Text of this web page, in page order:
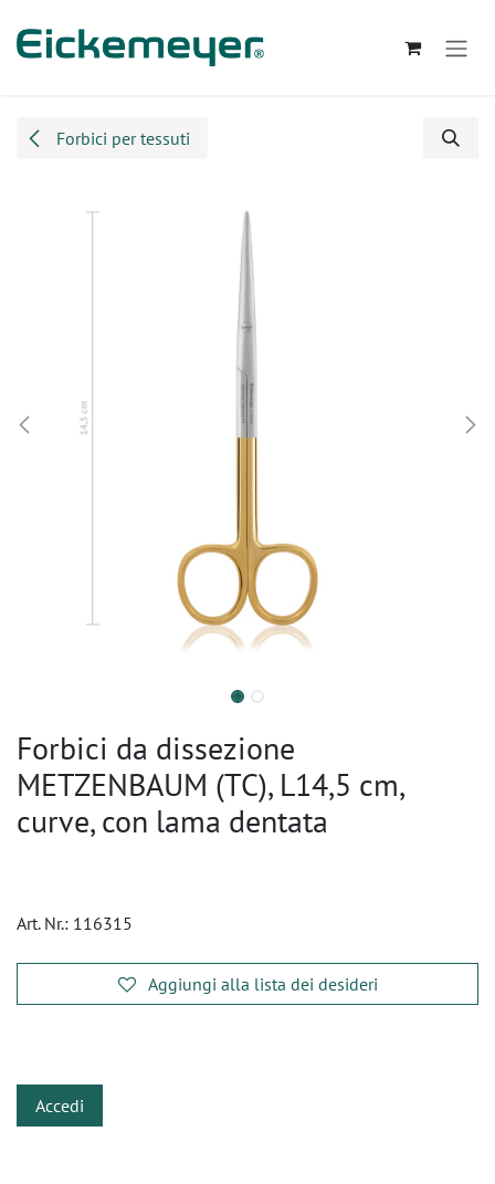
Forbici per tessuti
Forbici da dissezione
METZENBAUM (TC), L14,5 cm,
curve, con lama dentata
Art. Nr.: 116315
Aggiungi alla lista dei desideri
Accedi